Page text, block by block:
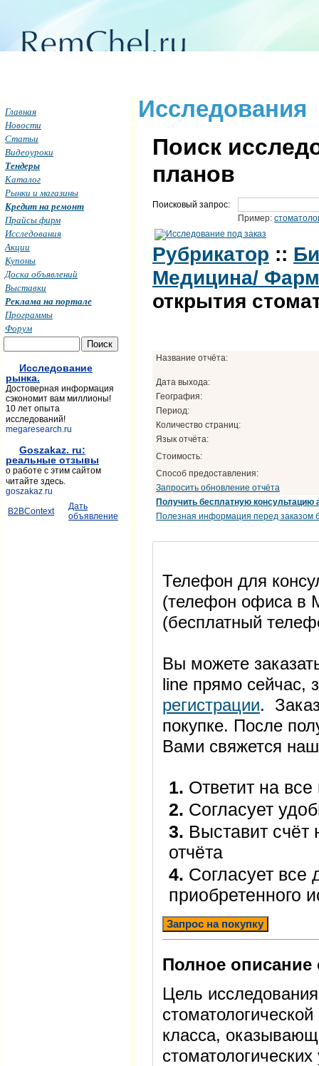
Исследования
Поиск
планов
Поисковый запрос:
Пример:
Рубрикатор ::
Медицина/
открытия
Название отчёта:
Дата выхода:
География:
Период:
Количество страниц:
Язык отчёта:
Стоимость:
Способ предоставления:
Запросить обновление отчёта
Получить бесплатную консультацию
Полезная информация перед заказом
Телефон для
(телефон офиса в
(бесплатный
Вы можете
line прямо
регистрации.
покупке. После
Вами свяжется
1. Ответит на
2. Согласует
3. Выставит счёт
отчёта
4. Согласует все
приобретенного
Запрос на покупку
Полное описание
Цель
класса,
стоматологических
Главная
Новости
Статьи
Видеоуроки
Тендеры
Каталог
Рынки и магазины
Кредит на ремонт
Прайсы фирм
Исследования
Акции
Купоны
Доска объявлений
Выставки
Реклама на портале
Программы
Форум
Исследование
рынка.
Достоверная информация
сэкономит вам миллионы!
10 лет опыта
исследований!
megaresearch.ru
Goszakaz. ru:
реальные отзывы
о работе с этим сайтом
читайте здесь.
goszakaz.ru
B2BContext
Дать
объявление